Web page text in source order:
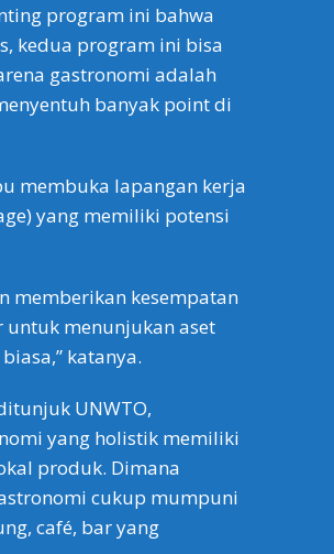
program ini bahwa
kedua program ini bisa
gastronomi adalah
banyak point di
membuka lapangan kerja
yang memiliki potensi
memberikan kesempatan
menunjukan aset
katanya.
UNWTO,
yang holistik memiliki
produk. Dimana
cukup mumpuni
café, bar yang